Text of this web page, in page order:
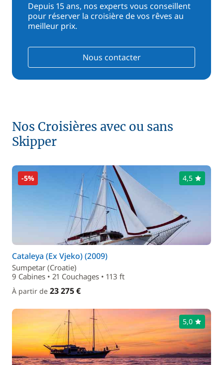
Depuis 15 ans, nos experts vous conseillent
pour réserver la croisière de vos rêves au
meilleur prix.
Nous contacter
Nos Croisières avec ou sans
Skipper
-5% 4,5
Cataleya (Ex Vjeko) (2009)
Sumpetar (Croatie)
9 Cabines • 21 Couchages • 113 ft
À partir de 23 275 €
5,0